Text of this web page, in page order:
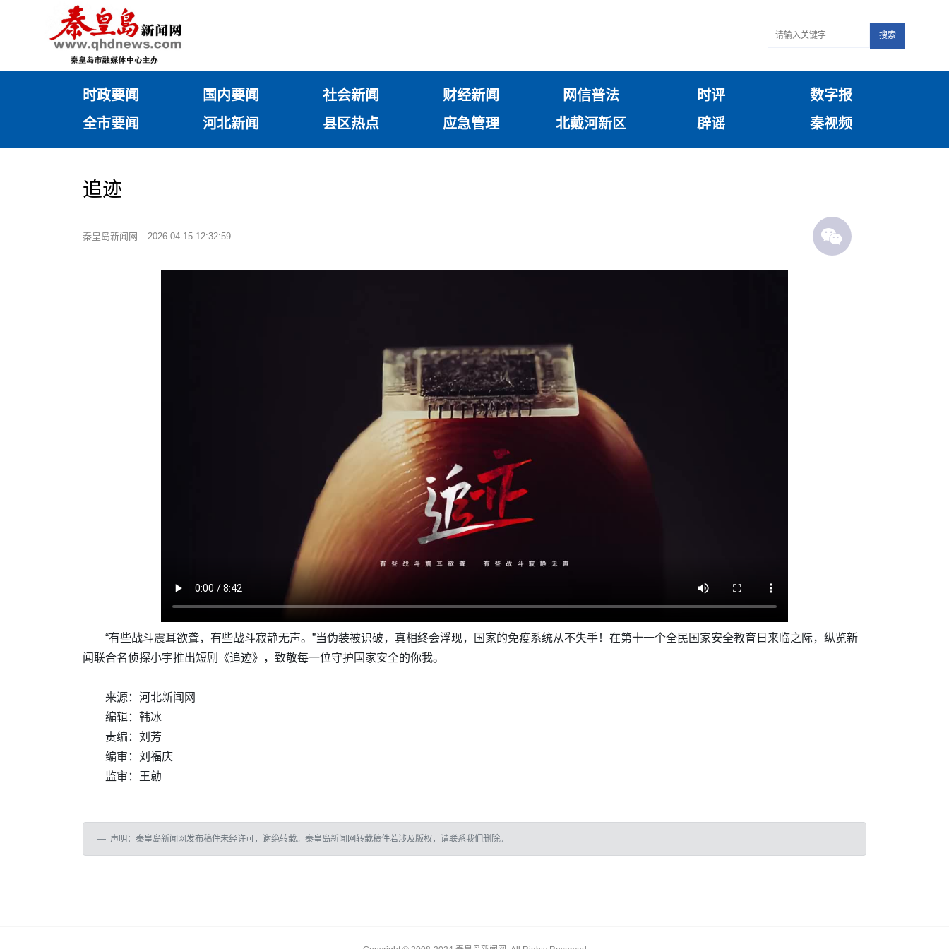
搜索
时政要闻 国内要闻 社会新闻 财经新闻 网信普法 时评
数字报
全市要闻
河北新闻 县区热点 应急管理 北戴河新区 辟谣 秦视频
追迹
秦皇岛新闻网 2026-04-15 12:32:59
“有些战斗震耳欲聋，有些战斗寂静无声。”当伪装被识破，真相终会浮现，国家的免疫系统从不失手！在第十一个全民国家安全教育日来临之际，纵览新
闻联合名侦探小宇推出短剧《追迹》，致敬每一位守护国家安全的你我。
来源：河北新闻网
编辑：韩冰
责编：刘芳
编审：刘福庆
监审：王勍
声明：秦皇岛新闻网发布稿件未经许可，谢绝转载。秦皇岛新闻网转载稿件若涉及版权，请联系我们删除。